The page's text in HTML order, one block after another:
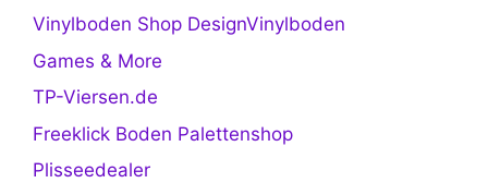
Vinylboden Shop DesignVinylboden
Games & More
TP-Viersen.de
Freeklick Boden Palettenshop
Plisseedealer